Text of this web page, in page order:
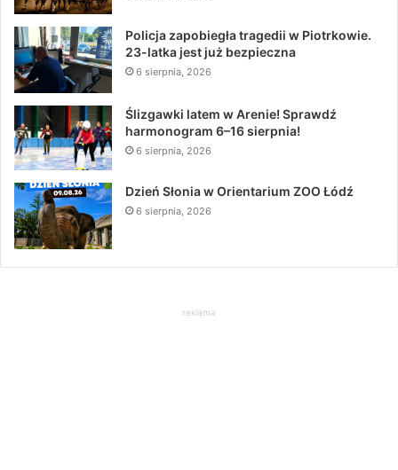
Policja zapobiegła tragedii w Piotrkowie.
23-latka jest już bezpieczna
6 sierpnia, 2026
Ślizgawki latem w Arenie! Sprawdź
harmonogram 6–16 sierpnia!
6 sierpnia, 2026
Dzień Słonia w Orientarium ZOO Łódź
6 sierpnia, 2026
reklama